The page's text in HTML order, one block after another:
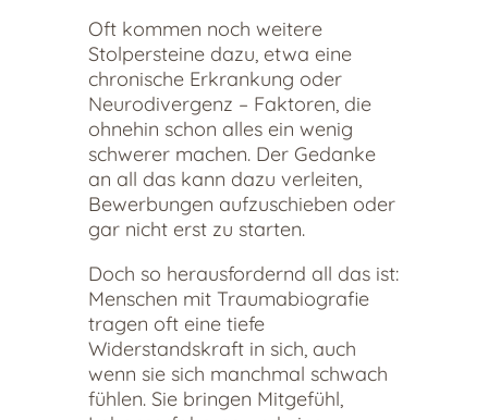
Oft kommen noch weitere
Stolpersteine dazu, etwa eine
chronische Erkrankung oder
Neurodivergenz – Faktoren, die
ohnehin schon alles ein wenig
schwerer machen. Der Gedanke
an all das kann dazu verleiten,
Bewerbungen aufzuschieben oder
gar nicht erst zu starten.
Doch so herausfordernd all das ist:
Menschen mit Traumabiografie
tragen oft eine tiefe
Widerstandskraft in sich, auch
wenn sie sich manchmal schwach
fühlen. Sie bringen Mitgefühl,